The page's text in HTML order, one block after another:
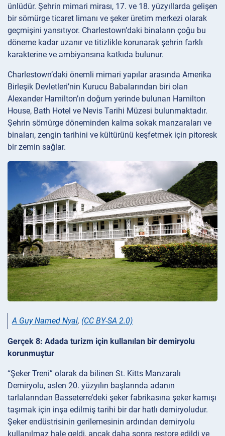
ünlüdür. Şehrin mimari mirası, 17. ve 18. yüzyıllarda gelişen
bir sömürge ticaret limanı ve şeker üretim merkezi olarak
geçmişini yansıtıyor. Charlestown’daki binaların çoğu bu
döneme kadar uzanır ve titizlikle korunarak şehrin farklı
karakterine ve ambiyansına katkıda bulunur.
Charlestown’daki önemli mimari yapılar arasında Amerika
Birleşik Devletleri’nin Kurucu Babalarından biri olan
Alexander Hamilton’ın doğum yerinde bulunan Hamilton
House, Bath Hotel ve Nevis Tarihi Müzesi bulunmaktadır.
Şehrin sömürge döneminden kalma sokak manzaraları ve
binaları, zengin tarihini ve kültürünü keşfetmek için pitoresk
bir zemin sağlar.
A Guy Named Nyal, (CC BY-SA 2.0)
Gerçek 8: Adada turizm için kullanılan bir demiryolu
korunmuştur
“Şeker Treni” olarak da bilinen St. Kitts Manzaralı
Demiryolu, aslen 20. yüzyılın başlarında adanın
tarlalarından Basseterre’deki şeker fabrikasına şeker kamışı
taşımak için inşa edilmiş tarihi bir dar hatlı demiryoludur.
Şeker endüstrisinin gerilemesinin ardından demiryolu
kullanılmaz hale geldi, ancak daha sonra restore edildi ve